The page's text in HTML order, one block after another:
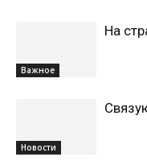
Важное
На
Новости